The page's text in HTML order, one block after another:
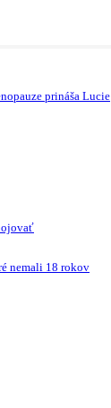
prináša Lucie
nemali 18 rokov